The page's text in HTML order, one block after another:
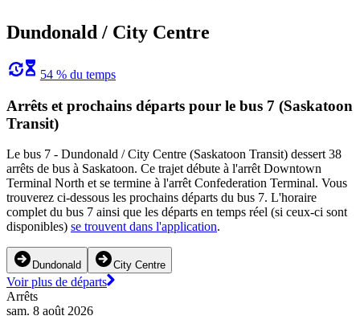
Dundonald / City Centre
54 % du temps
Arrêts et prochains départs pour le bus 7 (Saskatoon
Transit)
Le bus 7 - Dundonald / City Centre (Saskatoon Transit) dessert 38
arrêts de bus à Saskatoon. Ce trajet débute à l'arrêt Downtown
Terminal North et se termine à l'arrêt Confederation Terminal. Vous
trouverez ci-dessous les prochains départs du bus 7. L'horaire
complet du bus 7 ainsi que les départs en temps réel (si ceux-ci sont
disponibles) se trouvent dans l'application.
Dundonald City Centre
Voir plus de départs
Arrêts
sam. 8 août 2026